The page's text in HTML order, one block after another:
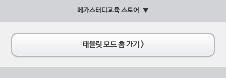
메가스터디교육 스토어
태블릿 모드 홈 가기 >